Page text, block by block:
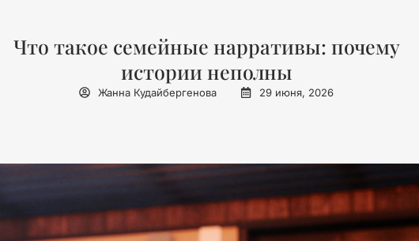
Что такое семейные нарративы: почему
истории неполны
Жанна Кудайбергенова 29 июня, 2026